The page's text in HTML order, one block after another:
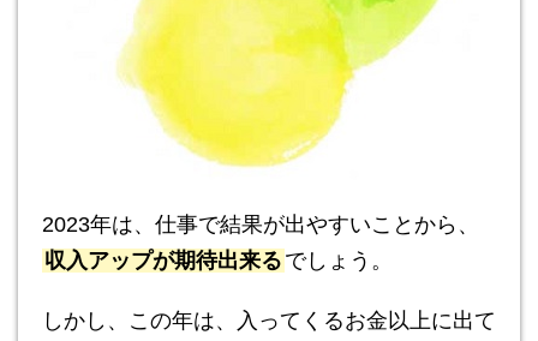
2023年は、仕事で結果が出やすいことから、
収入アップが期待出来る でしょう。
しかし、この年は、入ってくるお金以上に出て